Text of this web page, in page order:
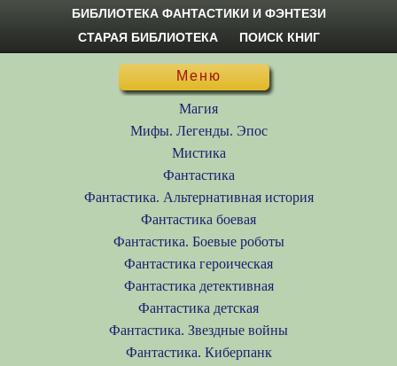
БИБЛИОТЕКА ФАНТАСТИКИ И ФЭНТЕЗИ
СТАРАЯ БИБЛИОТЕКА
ПОИСК КНИГ
Меню
Магия
Мифы. Легенды. Эпос
Мистика
Фантастика
Фантастика. Альтернативная история
Фантастика боевая
Фантастика. Боевые роботы
Фантастика героическая
Фантастика детективная
Фантастика детская
Фантастика. Звездные войны
Фантастика. Киберпанк